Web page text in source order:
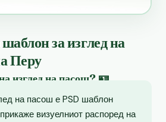
за изглед на
Перу
изглед на пасош? 🪪
на пасош е PSD шаблон
визуелниот распоред на